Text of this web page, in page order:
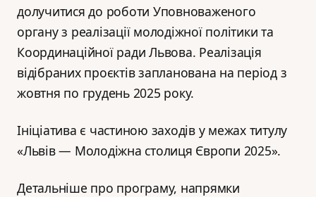
долучитися до роботи Уповноваженого
органу з реалізації молодіжної політики та
Координаційної ради Львова. Реалізація
відібраних проєктів запланована на період з
жовтня по грудень 2025 року.
Ініціатива є частиною заходів у межах титулу
«Львів — Молодіжна столиця Європи 2025».
Детальніше про програму, напрямки